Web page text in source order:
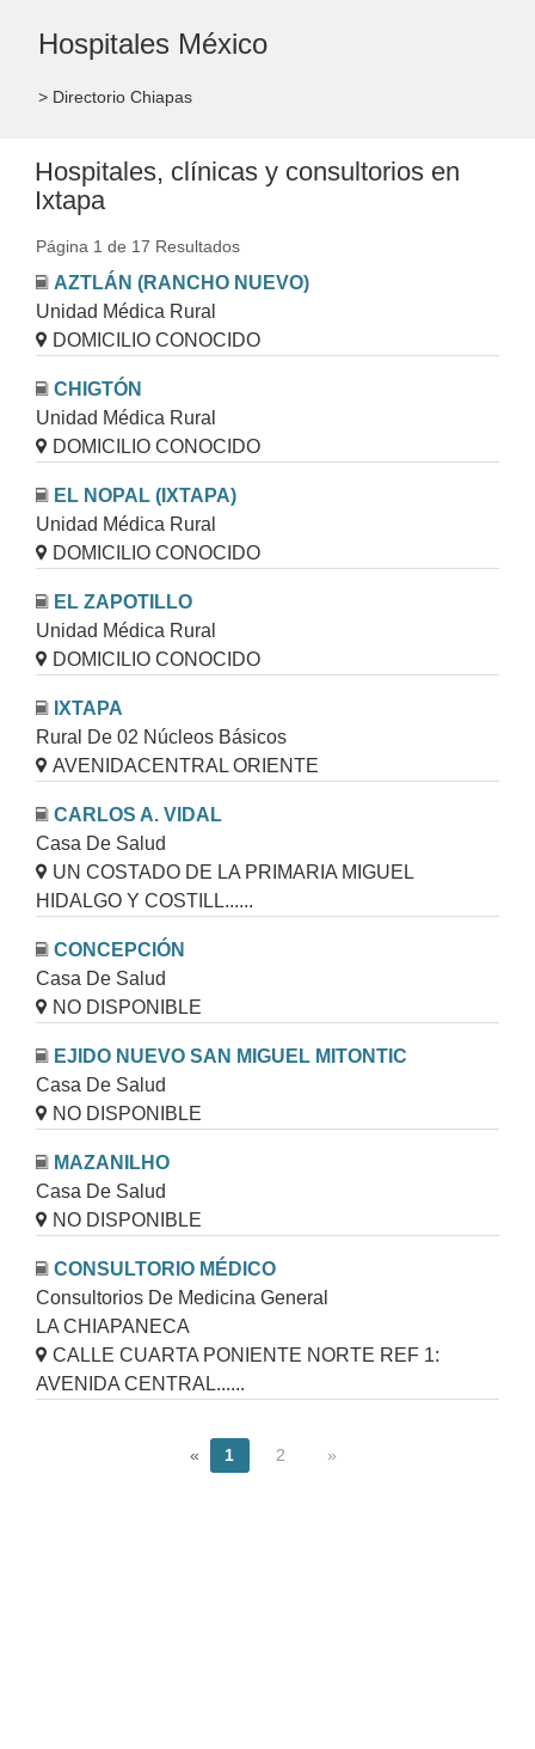
Hospitales México
> Directorio Chiapas
Hospitales, clínicas y consultorios en
Ixtapa
Página 1 de 17 Resultados
AZTLÁN (RANCHO NUEVO)
Unidad Médica Rural
DOMICILIO CONOCIDO
CHIGTÓN
Unidad Médica Rural
DOMICILIO CONOCIDO
EL NOPAL (IXTAPA)
Unidad Médica Rural
DOMICILIO CONOCIDO
EL ZAPOTILLO
Unidad Médica Rural
DOMICILIO CONOCIDO
IXTAPA
Rural De 02 Núcleos Básicos
AVENIDACENTRAL ORIENTE
CARLOS A. VIDAL
Casa De Salud
UN COSTADO DE LA PRIMARIA MIGUEL
HIDALGO Y COSTILL......
CONCEPCIÓN
Casa De Salud
NO DISPONIBLE
EJIDO NUEVO SAN MIGUEL MITONTIC
Casa De Salud
NO DISPONIBLE
MAZANILHO
Casa De Salud
NO DISPONIBLE
CONSULTORIO MÉDICO
Consultorios De Medicina General
LA CHIAPANECA
CALLE CUARTA PONIENTE NORTE REF 1:
AVENIDA CENTRAL......
« 1 2 »